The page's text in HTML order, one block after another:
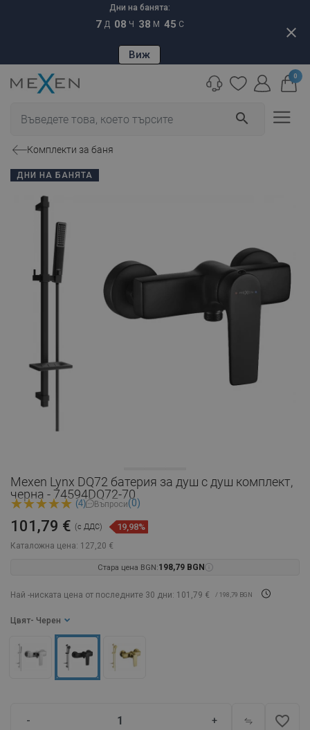
Дни на банята:
7 Д 08 Ч 38 М 44 С
Виж
close
search
0
Комплекти за баня
ДНИ НА БАНЯТА
Mexen Lynx DQ72 батерия за душ с душ комплект,
черна - 74594DQ72-70
(4) Въпроси(0)
Каталожна цена: 127,20 €
101,79 € (с ДДС) 19,98%
Стара цена BGN:198,79 BGN
Най -ниската цена от последните 30 дни: 101,79 € / 198,79 BGN
Цвят - Черен
- + favorite_border